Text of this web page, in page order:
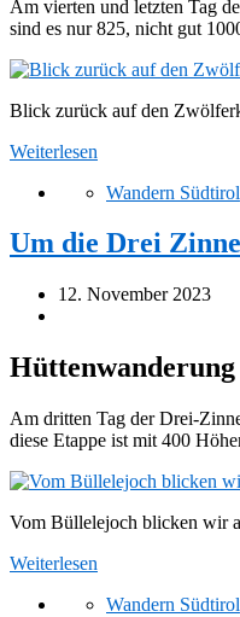
Am vierten und letzten Tag
sind es nur 825, nicht gut
Blick zurück auf den
Weiterlesen
Wandern Südtirol
Um die Drei
12. November 2023
Am dritten Tag der Drei-
diese Etappe ist mit 400
Vom Büllelejoch blicken wir
Weiterlesen
Wandern Südtirol